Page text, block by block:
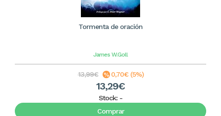
Tormenta de oración
James W.Goll
13,99€ 0,70€ (5%)
13,29€
Stock: -
Comprar